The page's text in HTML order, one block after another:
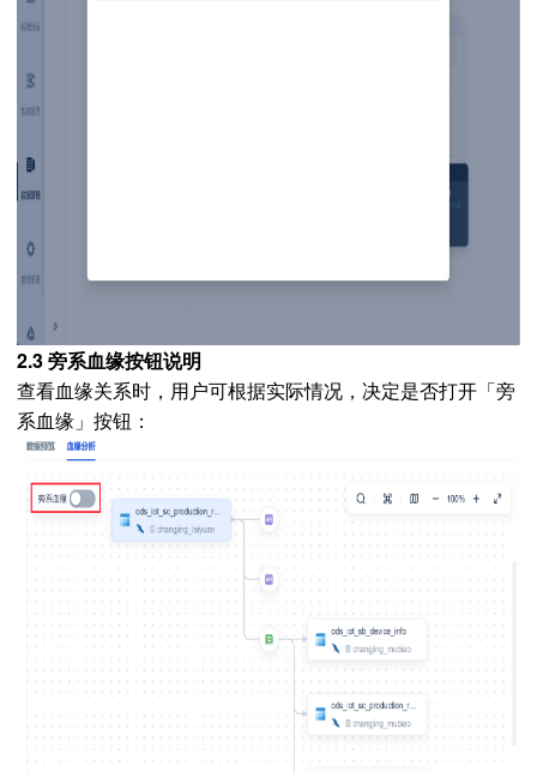
2.3 旁系血缘按钮说明
查看血缘关系时，用户可根据实际情况，决定是否打开「旁
系血缘 」 按钮：